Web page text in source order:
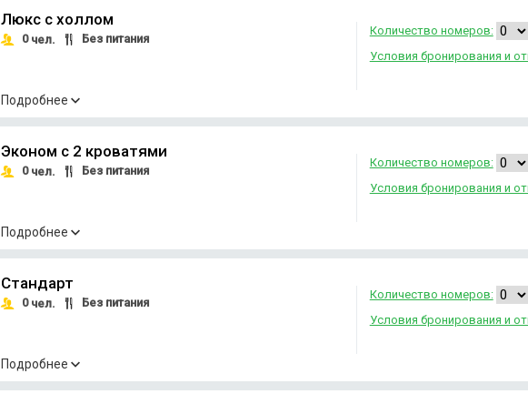
Люкс с холлом
0чел. Без питания
Подробнее
Количество номеров:
Условия бронирования и
Эконом с 2 кроватями
0чел. Без питания
Подробнее
Количество номеров:
Условия бронирования и
Стандарт
0чел. Без питания
Подробнее
Количество номеров:
Условия бронирования и